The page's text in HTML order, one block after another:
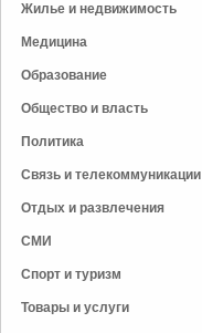
Жилье и недвижимость
Медицина
Образование
Общество и власть
Политика
Связь и телекоммуникации
Отдых и развлечения
СМИ
Спорт и туризм
Товары и услуги